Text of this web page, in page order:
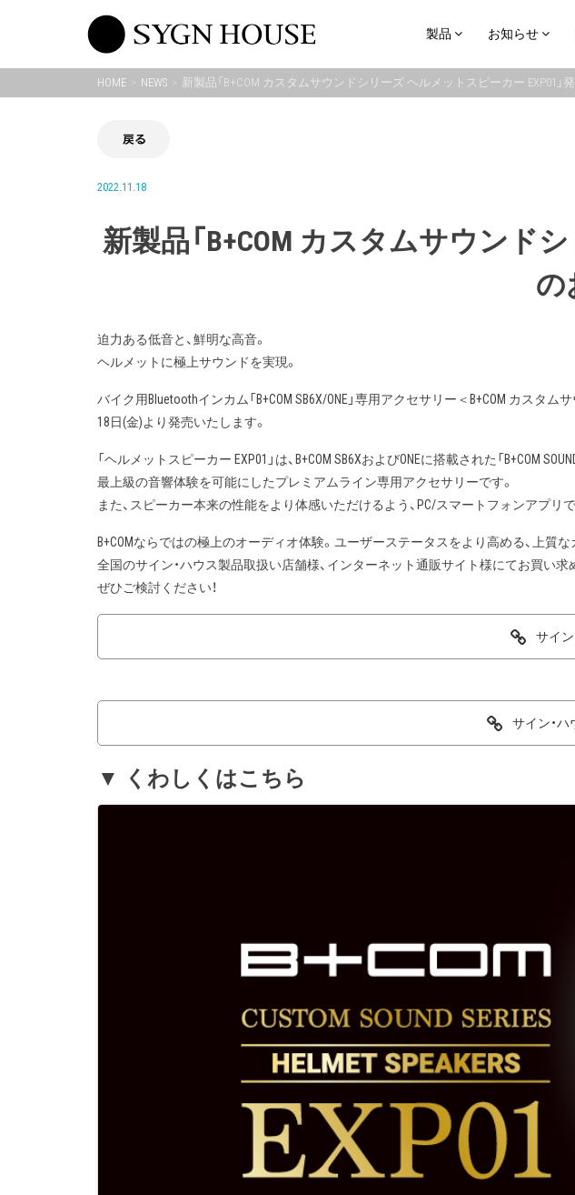
製品 お知らせ
HOME NEWS 新製品「B+COM カスタムサウンドシリーズ ヘルメットスピーカー EXP01」
戻る
2022.11.18
新製品「B+COM カスタムサウンド
の
迫力ある低音と、鮮明な高音。
ヘルメットに極上サウンドを実現。
バイク用Bluetoothインカム「B+COM SB6X/ONE」専用アクセサリー＜B+COM カスタ
18日(金)より発売いたします。
「ヘルメットスピーカー EXP01」は、B+COM SB6XおよびONEに搭載された「B+COM
最上級の音響体験を可能にしたプレミアムライン専用アクセサリーです。
また、スピーカー本来の性能をより体感いただけるよう、PC/スマートフォンアプリ
B+COMならではの極上のオーディオ体験。ユーザーステータスをより高める、上質
全国のサイン・ハウス製品取扱い店舗様、インターネット通販サイト様にてお買い求
ぜひご検討ください！
サイ
サイン・
▼ くわしくはこちら